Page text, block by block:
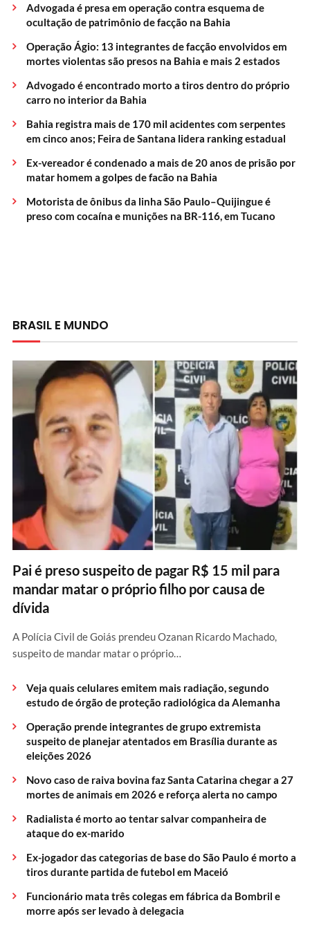
Advogada é presa em operação contra esquema de
ocultação de patrimônio de facção na Bahia
Operação Ágio: 13 integrantes de facção envolvidos em
mortes violentas são presos na Bahia e mais 2 estados
Advogado é encontrado morto a tiros dentro do próprio
carro no interior da Bahia
Bahia registra mais de 170 mil acidentes com serpentes
em cinco anos; Feira de Santana lidera ranking estadual
Ex-vereador é condenado a mais de 20 anos de prisão por
matar homem a golpes de facão na Bahia
Motorista de ônibus da linha São Paulo–Quijingue é
preso com cocaína e munições na BR-116, em Tucano
BRASIL E MUNDO
Pai é preso suspeito de pagar R$ 15 mil para
mandar matar o próprio filho por causa de
dívida
A Polícia Civil de Goiás prendeu Ozanan Ricardo Machado,
suspeito de mandar matar o próprio…
Veja quais celulares emitem mais radiação, segundo
estudo de órgão de proteção radiológica da Alemanha
Operação prende integrantes de grupo extremista
suspeito de planejar atentados em Brasília durante as
eleições 2026
Novo caso de raiva bovina faz Santa Catarina chegar a 27
mortes de animais em 2026 e reforça alerta no campo
Radialista é morto ao tentar salvar companheira de
ataque do ex-marido
Ex-jogador das categorias de base do São Paulo é morto a
tiros durante partida de futebol em Maceió
Funcionário mata três colegas em fábrica da Bombril e
morre após ser levado à delegacia